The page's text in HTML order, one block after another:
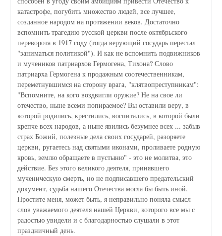
катастрофе, погубить множество людей, все лучшее,
созданное народом на протяжении веков. Достаточно
вспомнить трагедию русской церкви после октябрьского
переворота в 1917 году (тогда верующий государь перестал
"заниматься политикой"). И как не вспомнить подвижников
и мучеников патриархов Гермогена, Тихона? Слово
патриарха Гермогена к продажным соотечественникам,
переметнувшимся на сторону врага, "клятвопреступникам":
"Вспомните, на кого воздвигли оружие? Не на свое ли
отечество, ныне всеми попираемое? Вы оставили веру, в
которой родились, крестились, воспитались, в которой были
крепче всех народов, а ныне явились безумнее всех ... забыв
страх Божий, полезные дела своих государей, разоряете
церкви, ругаетесь над святыми иконами, проливаете родную
кровь, землю обращаете в пустыню" - это не молитва, это
действие. Без этого великого деятеля, принявшего
мученическую смерть, но не подписавшего предательский
документ, судьба нашего Отечества могла бы быть иной.
Простите меня, может быть, я неправильно поняла смысл
слов уважаемого деятеля нашей Церкви, которого все мы с
радостью увидели и с благодарностью слушали в этот
праздничный день.